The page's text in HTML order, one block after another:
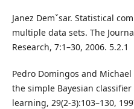
Janez Demˇsar. Statistical
multiple data sets. The
Research, 7:1–30, 2006. 5.2.1
Pedro Domingos and
the simple Bayesian
learning, 29(2-3):103–130,